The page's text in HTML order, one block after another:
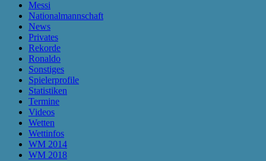
Messi
Nationalmannschaft
News
Privates
Rekorde
Ronaldo
Sonstiges
Spielerprofile
Statistiken
Termine
Videos
Wetten
Wettinfos
WM 2014
WM 2018